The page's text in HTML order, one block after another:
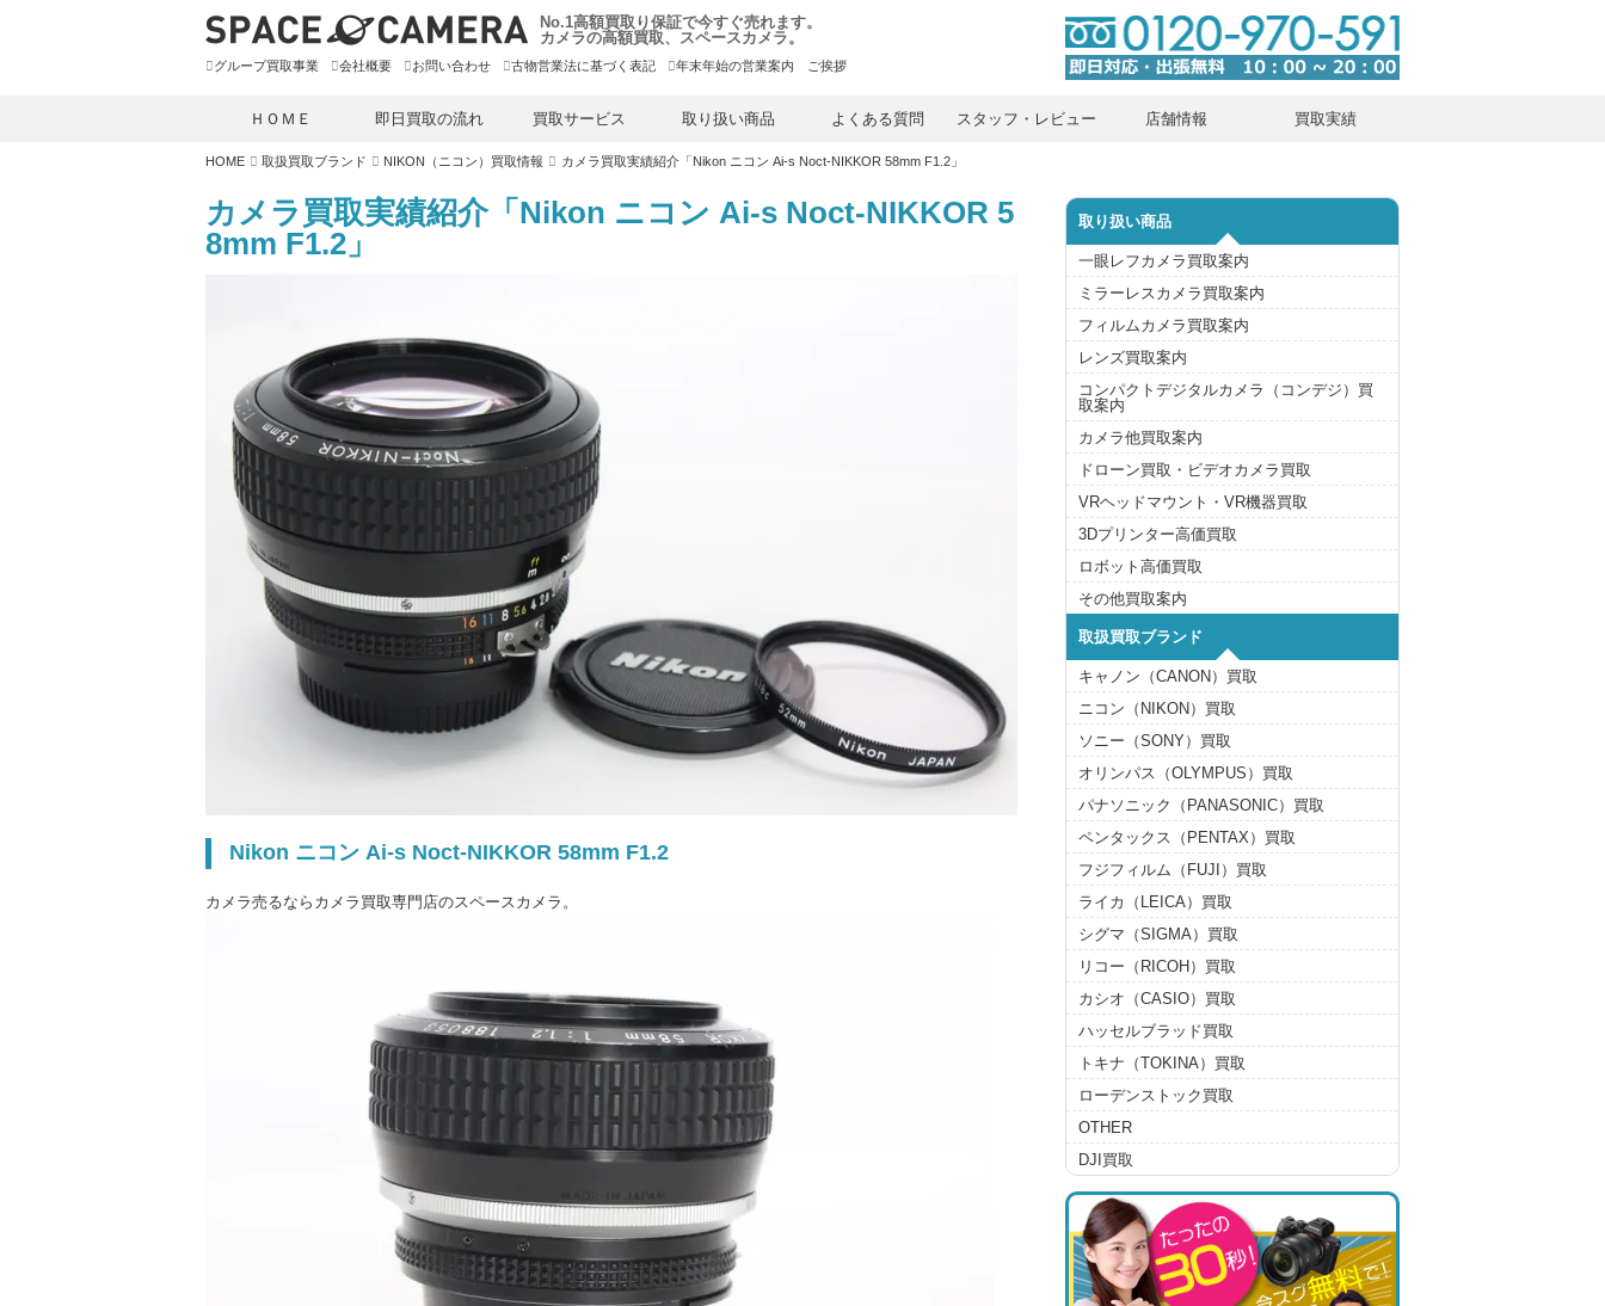
キ
No.1高額買取り保証で今すぐ売れます。
カメラの高額買取、スペースカメラ。
グループ買取事業 会社概要 お問い合わせ 古物営業法に基づく表記 年末年始の営業案内 ご挨拶
ＨＯＭＥ 即日買取の流れ 買取サービス 取り扱い商品 よくある質問 スタッフ・レビュー 店舗情報 買取実績
HOME 取扱買取ブランド NIKON（ニコン）買取情報 カメラ買取実績紹介「Nikon ニコン Ai-s Noct-NIKKOR 58mm F1.2」
カメラ買取実績紹介「Nikon ニコン Ai-s Noct-NIKKOR 5
8mm F1.2」
Nikon ニコン Ai-s Noct-NIKKOR 58mm F1.2
カメラ売るならカメラ買取専門店のスペースカメラ。
取り扱い商品
一眼レフカメラ買取案内
ミラーレスカメラ買取案内
フィルムカメラ買取案内
レンズ買取案内
コンパクトデジタルカメラ（コンデジ）買
取案内
カメラ他買取案内
ドローン買取・ビデオカメラ買取
VRヘッドマウント・VR機器買取
3Dプリンター高価買取
ロボット高価買取
その他買取案内
取扱買取ブランド
キャノン（CANON）買取
ニコン（NIKON）買取
ソニー（SONY）買取
オリンパス（OLYMPUS）買取
パナソニック（PANASONIC）買取
ペンタックス（PENTAX）買取
フジフィルム（FUJI）買取
ライカ（LEICA）買取
シグマ（SIGMA）買取
リコー（RICOH）買取
カシオ（CASIO）買取
ハッセルブラッド買取
トキナ（TOKINA）買取
ローデンストック買取
OTHER
DJI買取